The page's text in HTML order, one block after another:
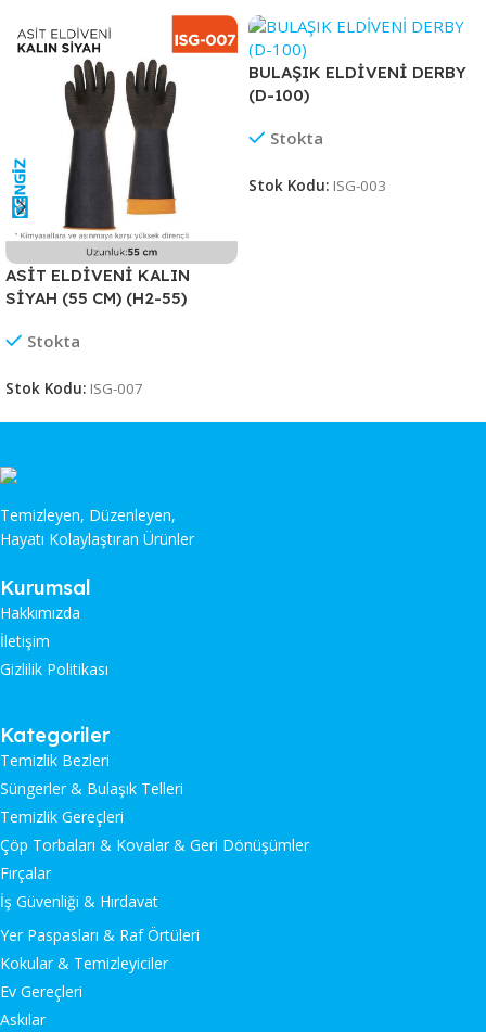
ASİT ELDİVENİ KALIN
SİYAH (55 CM) (H2-55)
Stokta
Stok Kodu: ISG-007
BULAŞIK ELDİVENİ DERBY
(D-100)
Stokta
Stok Kodu: ISG-003
Temizleyen, Düzenleyen,
Hayatı Kolaylaştıran Ürünler
Kurumsal
Hakkımızda
İletişim
Gizlilik Politikası
Kategoriler
Temizlik Bezleri
Süngerler & Bulaşık Telleri
Temizlik Gereçleri
Çöp Torbaları & Kovalar & Geri Dönüşümler
Fırçalar
İş Güvenliği & Hırdavat
Yer Paspasları & Raf Örtüleri
Kokular & Temizleyiciler
Ev Gereçleri
Askılar